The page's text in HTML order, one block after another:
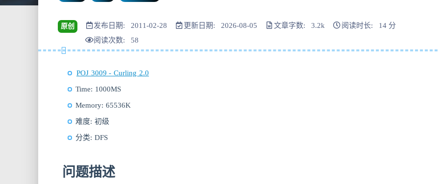
原创 发布日期: 2011-02-28 更新日期: 2026-08-05 文章字数: 3.2k
阅读时长: 14 分
阅读次数: 58
POJ 3009 - Curling 2.0
Time: 1000MS
Memory: 65536K
难度: 初级
分类: DFS
问题描述